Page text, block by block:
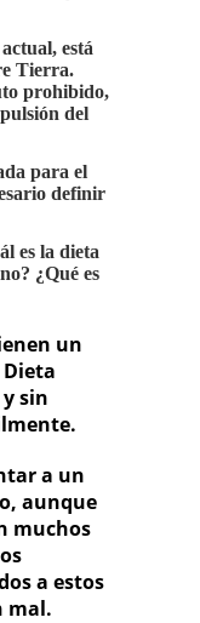
está
Tierra.
prohibido,
del
para el
definir
es la dieta
¿Qué es
un
sin
a un
aunque
muchos
a estos
mal.